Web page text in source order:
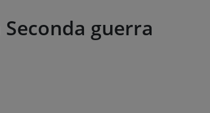
Seconda guerra